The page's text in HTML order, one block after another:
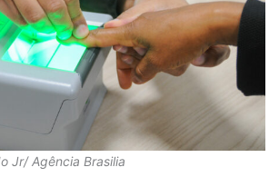
Jr/ Agência Brasilia